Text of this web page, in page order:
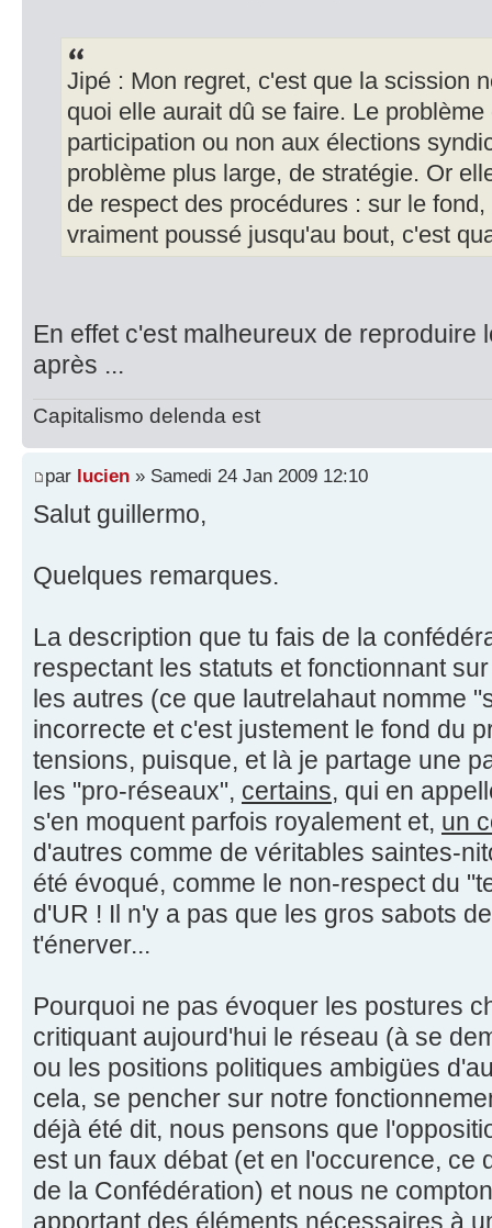
Jipé : Mon regret, c'est que la scission
quoi elle aurait dû se faire. Le
participation ou non aux élections
problème plus large, de stratégie. Or
de respect des procédures : sur le
vraiment poussé jusqu'au bout, c'est
En effet c'est malheureux de reproduire
après ...
Capitalismo delenda est
par lucien » Samedi 24 Jan 2009 12:10
Salut guillermo,
Quelques remarques.
La description que tu fais de la
respectant les statuts et fonctionnant
les autres (ce que lautrelahaut nomme
incorrecte et c'est justement le fond du
tensions, puisque, et là je partage une
les "pro-réseaux", certains, qui en
s'en moquent parfois royalement et, un
d'autres comme de véritables saintes-
été évoqué, comme le non-respect du
d'UR ! Il n'y a pas que les gros sabots
t'énerver...
Pourquoi ne pas évoquer les postures
critiquant aujourd'hui le réseau (à se
ou les positions politiques ambigües
cela, se pencher sur notre
déjà été dit, nous pensons que
est un faux débat (et en l'occurence, ce
de la Confédération) et nous ne
apportant des éléments nécessaires à